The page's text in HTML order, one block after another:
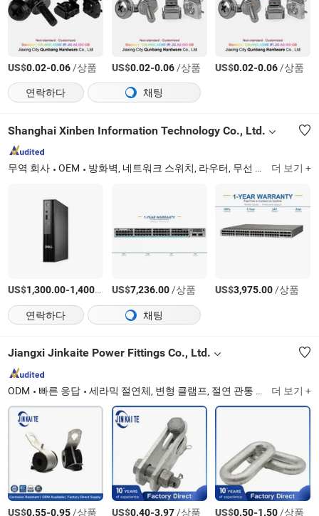
US$0.02-0.06/상품 US$0.02-0.06/상품 US$0.02-0.06/상품
연락하다
채팅
Shanghai Xinben Information Technology Co., Ltd.
무역 회사 OEM 방화벽, 네트워크 스위치, 라우터, 무선 AP, 저장소 더 보기 +
US$1,300.00-1,400.00 /상품
US$7,236.00/상품 US$3,975.00/상품
연락하다
채팅
Jiangxi Jinkaite Power Fittings Co., Ltd.
ODM 빠른 응답 세라믹 절연체, 변형 클램프, 절연 관통 커넥터, 고분자 절연체, 단자 커넥터, 앵커 클램프, 구리 케이블 러그 더 보기 +
US$0.55-0.95/상품 US$0.40-3.97/상품 US$0.50-1.50/상품